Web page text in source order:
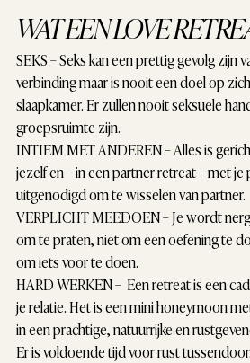
WAT EEN LOVE
SEKS– Seks kan een prettig gevolg zijn
verbinding maar is nooit een doel op
slaapkamer. Er zullen nooit seksuele
groepsruimte zijn.
INTIEM MET ANDEREN– Alles is
jezelf en – in een partner retreat – met
uitgenodigd om te wisselen van partner.
VERPLICHT MEEDOEN– Je wordt
om te praten, niet om een oefening te
om iets voor te doen.
HARD WERKEN– Een retreat is een
je relatie. Het is een mini honeymoon
in een prachtige, natuurrijke en
Er is voldoende tijd voor rust tussendoor.